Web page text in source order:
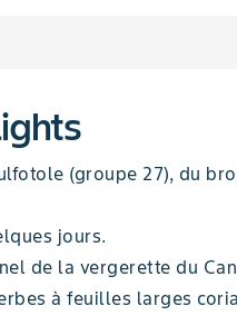
(groupe 27), du
jours.
de la vergerette du
à feuilles larges